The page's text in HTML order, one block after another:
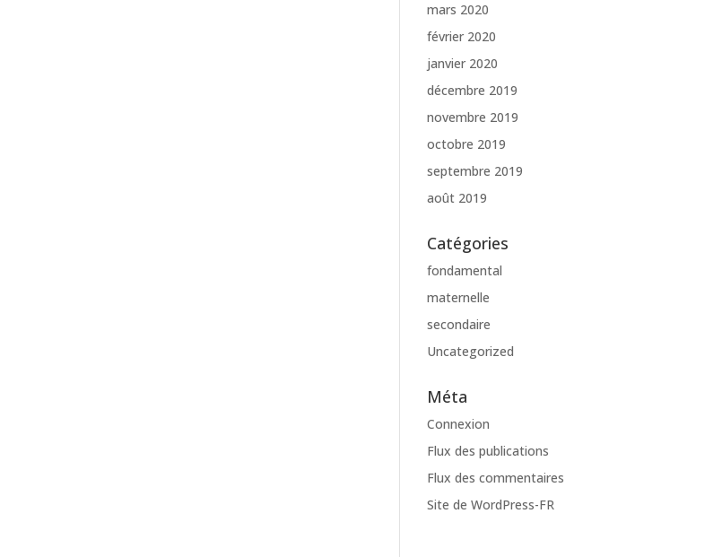
mars 2020
février 2020
janvier 2020
décembre 2019
novembre 2019
octobre 2019
septembre 2019
août 2019
Catégories
fondamental
maternelle
secondaire
Uncategorized
Méta
Connexion
Flux des publications
Flux des commentaires
Site de WordPress-FR